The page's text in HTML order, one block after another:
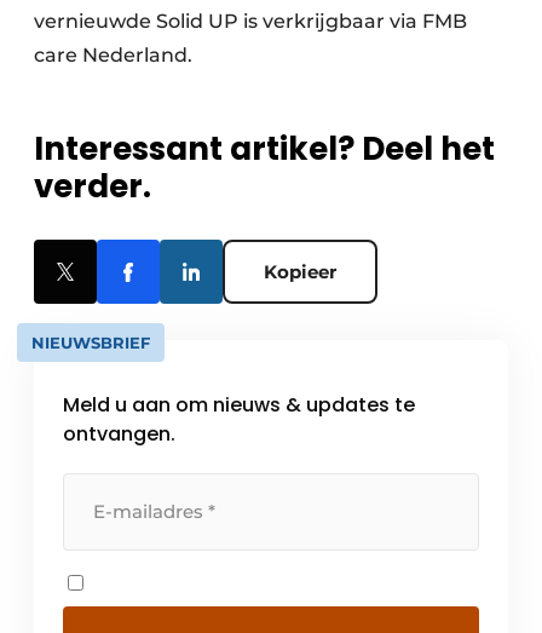
vernieuwde Solid UP is verkrijgbaar via FMB
care Nederland.
Interessant artikel? Deel het
verder.
Kopieer
NIEUWSBRIEF
Meld u aan om nieuws & updates te
ontvangen.